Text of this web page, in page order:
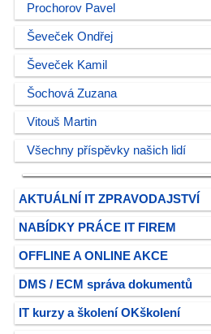
Prochorov Pavel
Ševeček Ondřej
Ševeček Kamil
Šochová Zuzana
Vitouš Martin
Všechny příspěvky našich lidí
AKTUÁLNÍ IT ZPRAVODAJSTVÍ
NABÍDKY PRÁCE IT FIREM
OFFLINE A ONLINE AKCE
DMS / ECM správa dokumentů
IT kurzy a školení OKškolení